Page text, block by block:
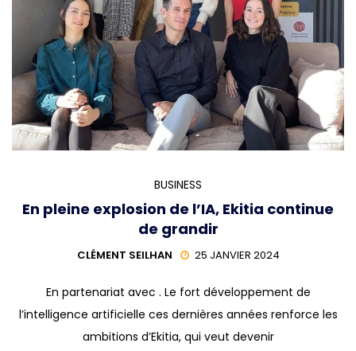
BUSINESS
En pleine explosion de l’IA, Ekitia continue
de grandir
CLÉMENT SEILHAN 25 JANVIER 2024
En partenariat avec . Le fort développement de
l’intelligence artificielle ces dernières années renforce les
ambitions d’Ekitia, qui veut devenir